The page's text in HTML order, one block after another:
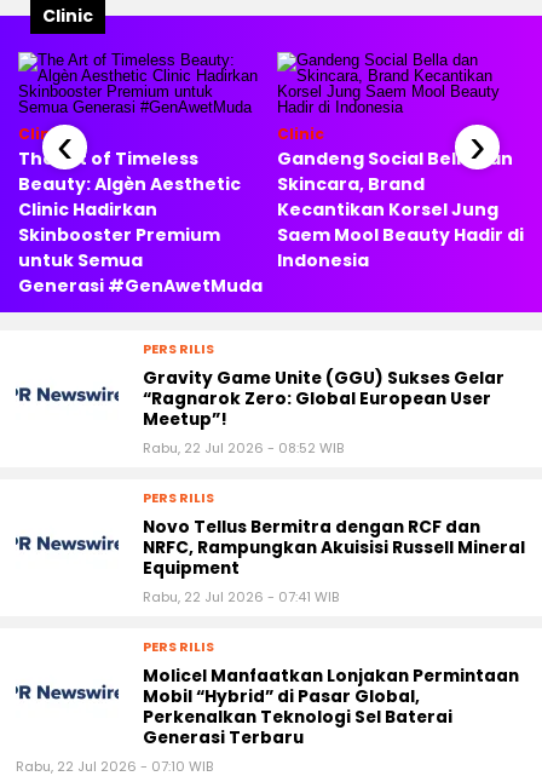
Clinic
Clinic
The Art of Timeless
Beauty: Algèn Aesthetic
Clinic Hadirkan
Skinbooster Premium
untuk Semua
Generasi #GenAwetMuda
Clinic
Gandeng Social Bella dan
Skincara, Brand
Kecantikan Korsel Jung
Saem Mool Beauty Hadir di
Indonesia
‹ ›
PERS RILIS
Gravity Game Unite (GGU) Sukses Gelar
“Ragnarok Zero: Global European User
Meetup”!
Rabu, 22 Jul 2026 - 08:52 WIB
PERS RILIS
Novo Tellus Bermitra dengan RCF dan
NRFC, Rampungkan Akuisisi Russell Mineral
Equipment
Rabu, 22 Jul 2026 - 07:41 WIB
PERS RILIS
Molicel Manfaatkan Lonjakan Permintaan
Mobil “Hybrid” di Pasar Global,
Perkenalkan Teknologi Sel Baterai
Generasi Terbaru
Rabu, 22 Jul 2026 - 07:10 WIB